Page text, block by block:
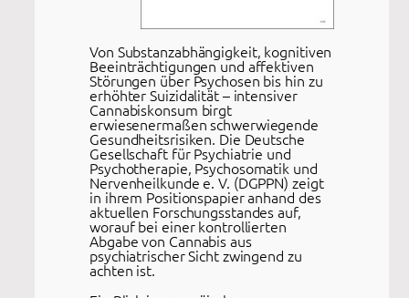
Von Substanzabhängigkeit, kognitiven
Beeinträchtigungen und affektiven
Störungen über Psychosen bis hin zu
erhöhter Suizidalität – intensiver
Cannabiskonsum birgt
erwiesenermaßen schwerwiegende
Gesundheitsrisiken. Die Deutsche
Gesellschaft für Psychiatrie und
Psychotherapie, Psychosomatik und
Nervenheilkunde e. V. (DGPPN) zeigt
in ihrem Positionspapier anhand des
aktuellen Forschungsstandes auf,
worauf bei einer kontrollierten
Abgabe von Cannabis aus
psychiatrischer Sicht zwingend zu
achten ist.